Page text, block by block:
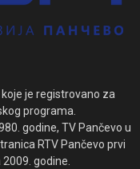
je registrovano za
programa.
godine, TV Pančevo u
RTV Pančevo prvi
godine.